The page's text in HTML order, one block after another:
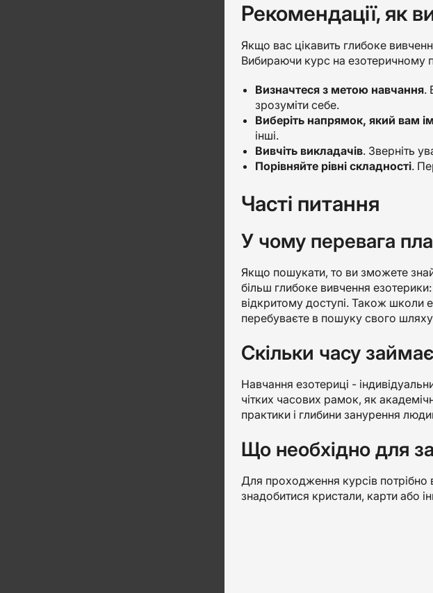
Рекомендації, як
Якщо вас цікавить глибоке
Вибираючи курс на езотеричному
Визначтеся з метою навчання.
зрозуміти себе.
Виберіть напрямок, який вам
інші.
Вивчіть викладачів. Зверніть
Порівняйте рівні складності.
Часті питання
У чому перевага
Якщо пошукати, то ви зможете
більш глибоке вивчення
відкритому доступі. Також школи
перебуваєте в пошуку свого
Скільки часу
Навчання езотериці -
чітких часових рамок, як
практики і глибини занурення
Що необхідно для
Для проходження курсів потрібно
знадобитися кристали, карти або